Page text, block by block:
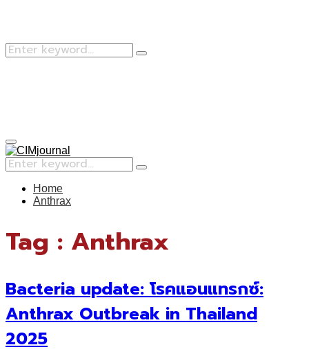
Search
Search
Primary
Menu
Search
for:
Search
Home
Anthrax
Tag : Anthrax
Bacteria update: โรคแอนแทรกซ์:
Anthrax Outbreak in Thailand
2025